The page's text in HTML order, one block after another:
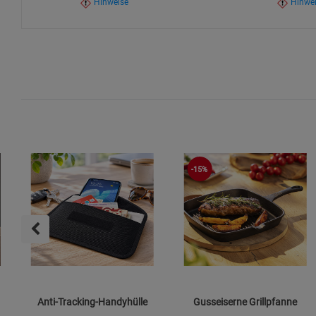
Hinweise
Anti-Tracking-Handyhülle
-15%
Gusseiserne Grillpfanne